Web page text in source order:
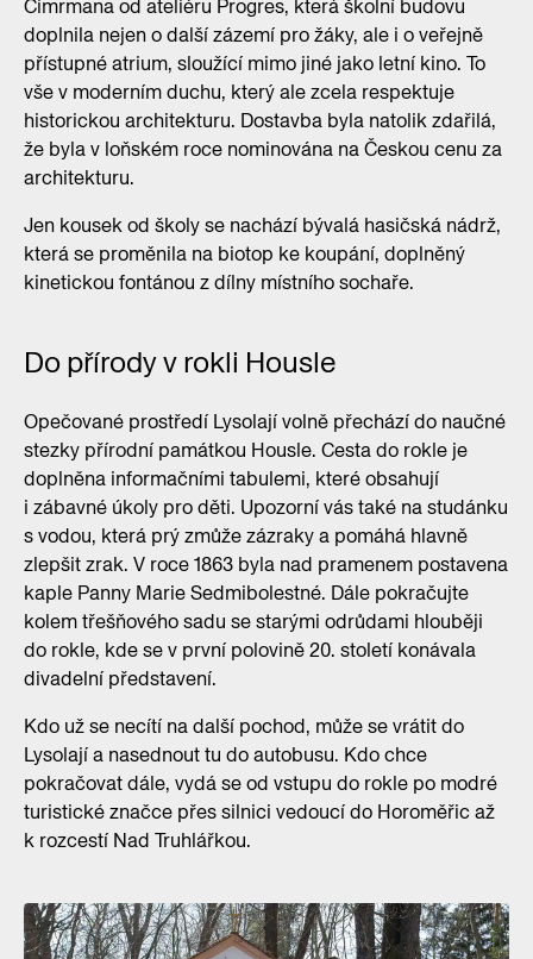
Cimrmana od ateliéru Progres, která školní budovu
doplnila nejen o další zázemí pro žáky, ale i o veřejně
přístupné atrium, sloužící mimo jiné jako letní kino. To
vše v moderním duchu, který ale zcela respektuje
historickou architekturu. Dostavba byla natolik zdařilá,
že byla v loňském roce nominována na Českou cenu za
architekturu.
Jen kousek od školy se nachází bývalá hasičská nádrž,
která se proměnila na biotop ke koupání, doplněný
kinetickou fontánou z dílny místního sochaře.
Do přírody v rokli Housle
Opečované prostředí Lysolají volně přechází do naučné
stezky přírodní památkou Housle. Cesta do rokle je
doplněna informačními tabulemi, které obsahují
i zábavné úkoly pro děti. Upozorní vás také na studánku
s vodou, která prý zmůže zázraky a pomáhá hlavně
zlepšit zrak. V roce 1863 byla nad pramenem postavena
kaple Panny Marie Sedmibolestné. Dále pokračujte
kolem třešňového sadu se starými odrůdami hlouběji
do rokle, kde se v první polovině 20. století konávala
divadelní představení.
Kdo už se necítí na další pochod, může se vrátit do
Lysolají a nasednout tu do autobusu. Kdo chce
pokračovat dále, vydá se od vstupu do rokle po modré
turistické značce přes silnici vedoucí do Horoměřic až
k rozcestí Nad Truhlářkou.